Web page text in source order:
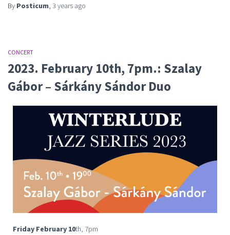
By Posticum, 3 years ago
CONCERT
2023. February 10th, 7pm.: Szalay
Gábor – Sárkány Sándor Duo
Friday February 10th, 7pm